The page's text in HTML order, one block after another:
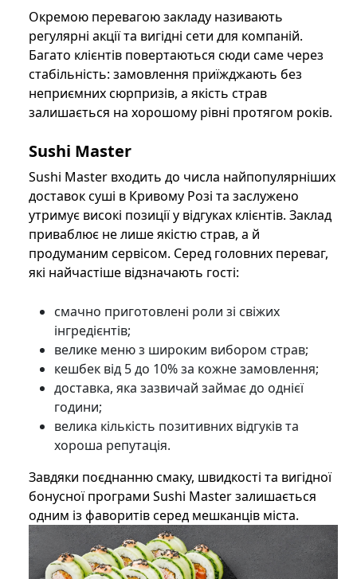
Окремою перевагою закладу називають
регулярні акції та вигідні сети для компаній.
Багато клієнтів повертаються сюди саме через
стабільність: замовлення приїжджають без
неприємних сюрпризів, а якість страв
залишається на хорошому рівні протягом років.
Sushi Master
Sushi Master входить до числа найпопулярніших
доставок суші в Кривому Розі та заслужено
утримує високі позиції у відгуках клієнтів. Заклад
приваблює не лише якістю страв, а й
продуманим сервісом. Серед головних переваг,
які найчастіше відзначають гості:
смачно приготовлені роли зі свіжих
інгредієнтів;
велике меню з широким вибором страв;
кешбек від 5 до 10% за кожне замовлення;
доставка, яка зазвичай займає до однієї
години;
велика кількість позитивних відгуків та
хороша репутація.
Завдяки поєднанню смаку, швидкості та вигідної
бонусної програми Sushi Master залишається
одним із фаворитів серед мешканців міста.